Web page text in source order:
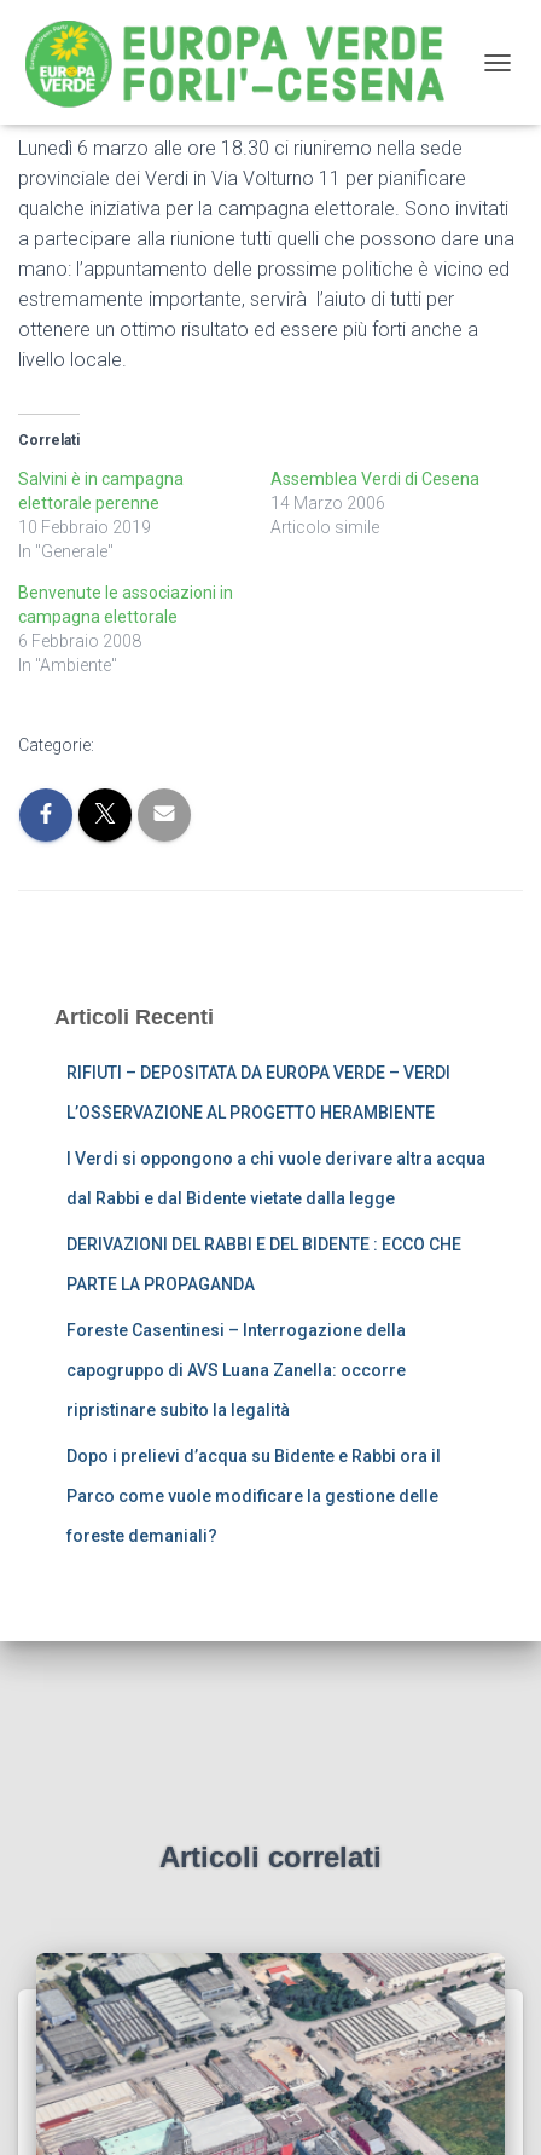
Riunione dei Verdi per la campagna elettorale
Lunedì 6 marzo alle ore 18.30 ci riuniremo nella sede
provinciale dei Verdi in Via Volturno 11 per pianificare
qualche iniziativa per la campagna elettorale. Sono invitati
a partecipare alla riunione tutti quelli che possono dare una
mano: l’appuntamento delle prossime politiche è vicino ed
estremamente importante, servirà l’aiuto di tutti per
ottenere un ottimo risultato ed essere più forti anche a
livello locale.
Correlati
Salvini è in campagna
elettorale perenne
10 Febbraio 2019
In "Generale"
Assemblea Verdi di Cesena
14 Marzo 2006
Articolo simile
Benvenute le associazioni in
campagna elettorale
6 Febbraio 2008
In "Ambiente"
Categorie:
Articoli Recenti
RIFIUTI – DEPOSITATA DA EUROPA VERDE – VERDI
L’OSSERVAZIONE AL PROGETTO HERAMBIENTE
I Verdi si oppongono a chi vuole derivare altra acqua
dal Rabbi e dal Bidente vietate dalla legge
DERIVAZIONI DEL RABBI E DEL BIDENTE : ECCO CHE
PARTE LA PROPAGANDA
Foreste Casentinesi – Interrogazione della
capogruppo di AVS Luana Zanella: occorre
ripristinare subito la legalità
Dopo i prelievi d’acqua su Bidente e Rabbi ora il
Parco come vuole modificare la gestione delle
foreste demaniali?
Articoli correlati